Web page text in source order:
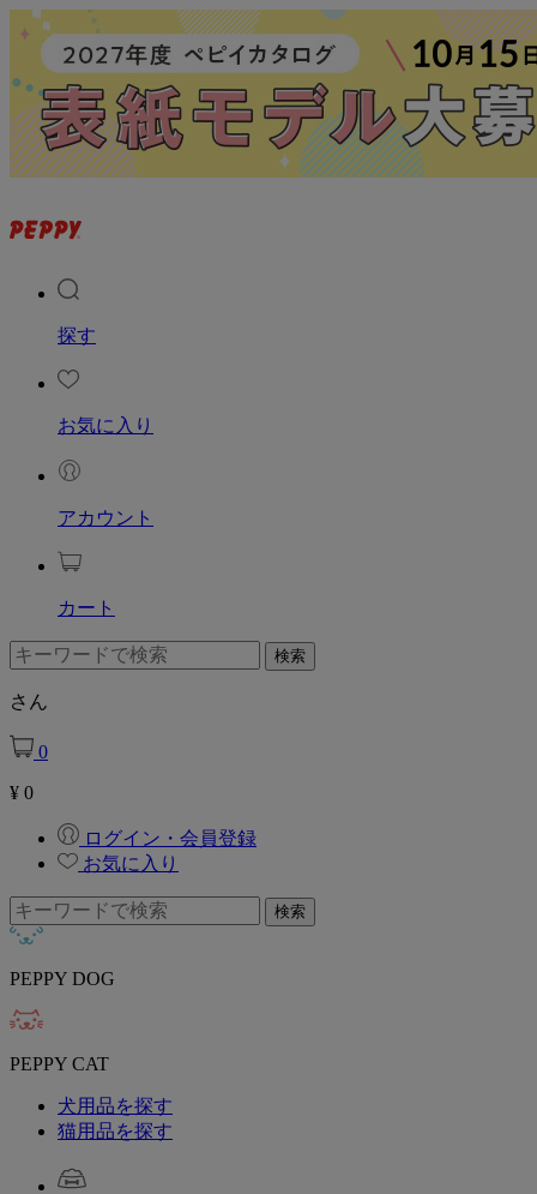
探す
お気に入り
アカウント
カート
さん
0
¥ 0
ログイン・会員登録
お気に入り
PEPPY DOG
PEPPY CAT
犬用品を探す
猫用品を探す